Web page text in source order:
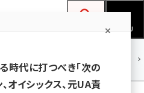
ップ担当者フォーラム
MENU
時代に打つべき「次の
オイシックス、元UA責